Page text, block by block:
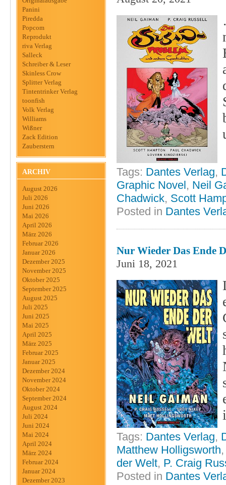
Panini
Piredda
Popcom
Reprodukt
riva Verlag
Salleck
Schreiber & Leser
Skinless Crow
Splitter Verlag
Tintentrinker Verlag
toonfish
Volk Verlag
Williams
Wißner
Zack Edition
Zauberstern
ARCHIV
August 2026
Juli 2026
Juni 2026
Mai 2026
April 2026
März 2026
Februar 2026
Januar 2026
Dezember 2025
November 2025
Oktober 2025
September 2025
August 2025
Juli 2025
Juni 2025
Mai 2025
April 2025
März 2025
Februar 2025
Januar 2025
Dezember 2024
November 2024
Oktober 2024
September 2024
August 2024
Juli 2024
Juni 2024
Mai 2024
April 2024
März 2024
Februar 2024
Januar 2024
Dezember 2023
Tags: Dantes Verlag,
Graphic Novel, Neil
Chadwick, Scott
Posted in Dantes
Nur Wieder Das Ende
Juni 18, 2021
Tags: Dantes Verlag,
Matthew Holligsworth
der Welt, P. Craig
Posted in Dantes